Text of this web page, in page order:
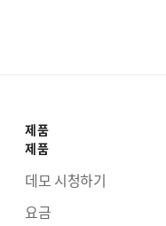
제품
제품
데모 시청하기
요금